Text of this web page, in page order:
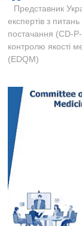
Представник
експертів з
постачання (CD-
контролю якості
(EDQM)